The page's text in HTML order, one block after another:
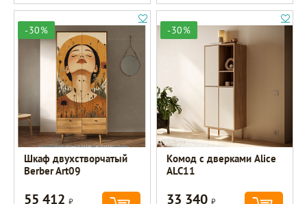
-30%
Шкаф двухстворчатый
Berber Art09
55 412Р
-30%
Комод с дверками Alice
ALC11
33 340Р